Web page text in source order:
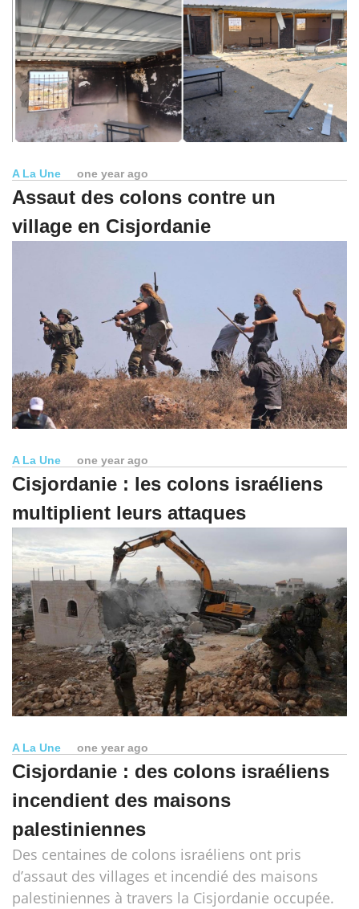
A La Une one year ago
Assaut des colons contre un
village en Cisjordanie
A La Une one year ago
Cisjordanie : les colons israéliens
multiplient leurs attaques
A La Une one year ago
Cisjordanie : des colons israéliens
incendient des maisons
palestiniennes
Des centaines de colons israéliens ont pris
d’assaut des villages et incendié des maisons
palestiniennes à travers la Cisjordanie occupée.